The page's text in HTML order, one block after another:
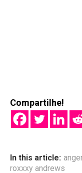
Compartilhe!
In this article:
roxxxy andrews